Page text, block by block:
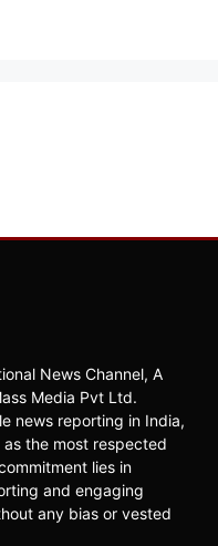
News Channel, A
Media Pvt Ltd.
news reporting in India,
the most respected
lies in
and engaging
any bias or vested